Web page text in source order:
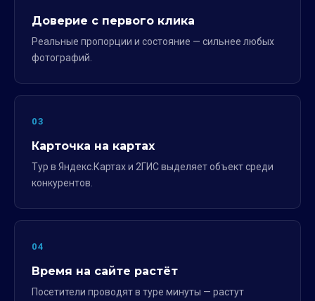
Доверие с первого клика
Реальные пропорции и состояние — сильнее любых
фотографий.
03
Карточка на картах
Тур в Яндекс.Картах и 2ГИС выделяет объект среди
конкурентов.
04
Время на сайте растёт
Посетители проводят в туре минуты — растут